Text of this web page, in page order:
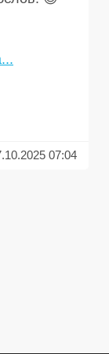
07:04